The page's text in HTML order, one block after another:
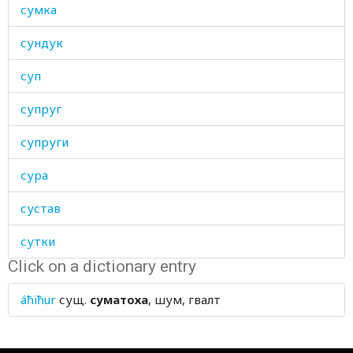
сумка
сундук
суп
супруг
супруги
сура
сустав
сутки
суть
суфизм
Click on a dictionary entry
áħiħur сущ. суматоха, шум, гвалт